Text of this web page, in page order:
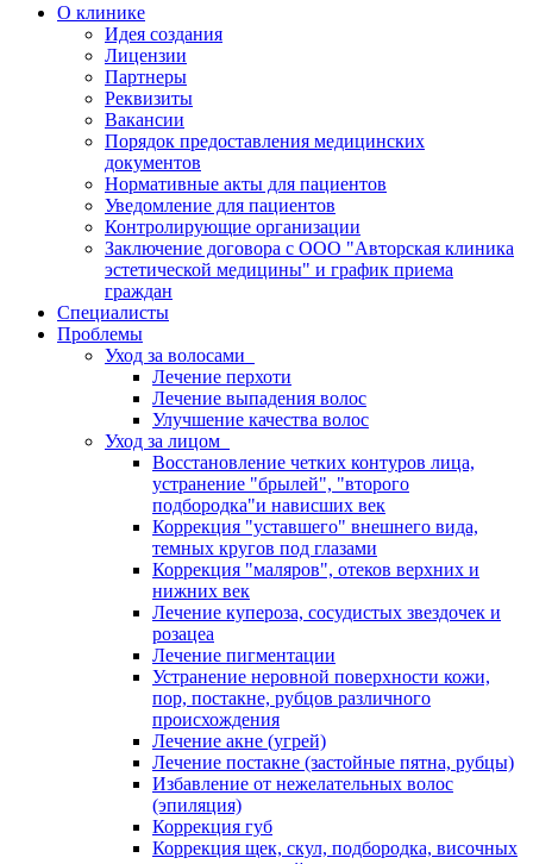
О клинике
Идея создания
Лицензии
Партнеры
Реквизиты
Вакансии
Порядок предоставления медицинских
документов
Нормативные акты для пациентов
Уведомление для пациентов
Контролирующие организации
Заключение договора с ООО "Авторская клиника
эстетической медицины" и график приема
граждан
Специалисты
Проблемы
Уход за волосами
Лечение перхоти
Лечение выпадения волос
Улучшение качества волос
Уход за лицом
Восстановление четких контуров лица,
устранение "брылей", "второго
подбородка"и нависших век
Коррекция "уставшего" внешнего вида,
темных кругов под глазами
Коррекция "маляров", отеков верхних и
нижних век
Лечение купероза, сосудистых звездочек и
розацеа
Лечение пигментации
Устранение неровной поверхности кожи,
пор, постакне, рубцов различного
происхождения
Лечение акне (угрей)
Лечение постакне (застойные пятна, рубцы)
Избавление от нежелательных волос
(эпиляция)
Коррекция губ
Коррекция щек, скул, подбородка, височных